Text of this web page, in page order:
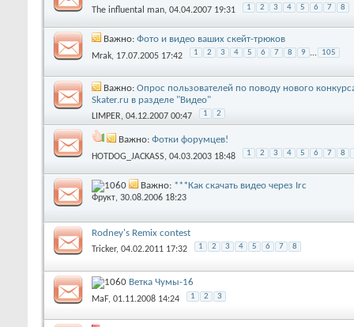
The influental man‎, 04.04.2007 19:31 1 2 3 4 5 6 7 8
Важно: Фото и видео ваших скейт-трюков
Mrak‎, 17.07.2005 17:42 1 2 3 4 5 6 7 8 9 ... 105
Важно: Опрос пользователей по поводу нового
Skater.ru в разделе "Видео"
LIMPER‎, 04.12.2007 00:47 1 2
Важно: Фотки форумцев!
HOTDOG_JACKASS‎, 04.03.2003 18:48 1 2 3 4 5 6 7 8
Важно: ***Как скачать видео через Irc
Фрукт‎, 30.08.2006 18:23
Rodney's Remix contest
Tricker‎, 04.02.2011 17:32 1 2 3 4 5 6 7 8
Ветка Чумы-16
MaF‎, 01.11.2008 14:24 1 2 3